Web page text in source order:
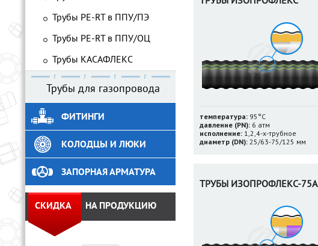
температура: 95°С
давление (PN): 6 атм
исполнение: 1,2,4-х-трубное
диаметр (DN): 25/63-75/125 мм
ТРУБЫ ИЗОПРОФЛЕКС-75А
Трубы PE-RT в ППУ/ПЭ
Трубы PE-RT в ППУ/ОЦ
Трубы КАСАФЛЕКС
Трубы для газопровода
ФИТИНГИ
КОЛОДЦЫ И ЛЮКИ
ЗАПОРНАЯ АРМАТУРА
СКИДКА НА ПРОДУКЦИЮ